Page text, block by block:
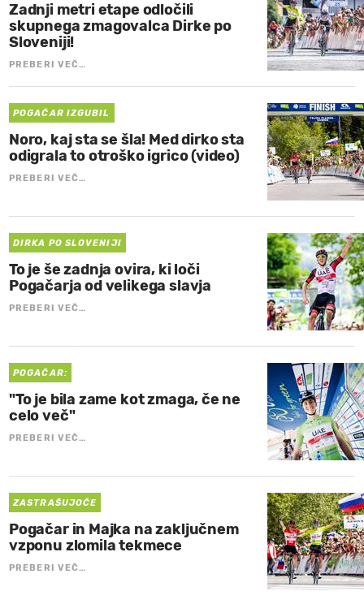
Zadnji metri etape odločili
skupnega zmagovalca Dirke po
Sloveniji!
PREBERI VEČ…
POGAČAR IZGUBIL
Noro, kaj sta se šla! Med dirko sta
odigrala to otroško igrico (video)
PREBERI VEČ…
DIRKA PO SLOVENIJI
To je še zadnja ovira, ki loči
Pogačarja od velikega slavja
PREBERI VEČ…
POGAČAR:
"To je bila zame kot zmaga, če ne
celo več"
PREBERI VEČ…
ZASTRAŠUJOČE
Pogačar in Majka na zaključnem
vzponu zlomila tekmece
PREBERI VEČ…